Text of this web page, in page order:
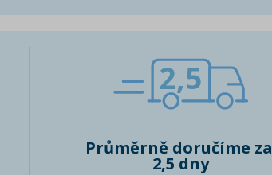
2,5
Průměrně doručíme za
2,5 dny